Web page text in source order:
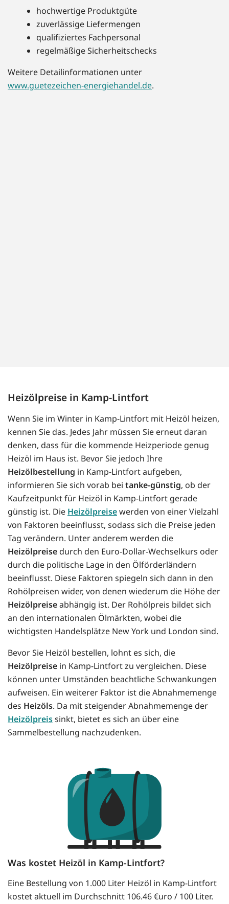
hochwertige Produktgüte
zuverlässige Liefermengen
qualifiziertes Fachpersonal
regelmäßige Sicherheitschecks
Weitere Detailinformationen unter
www.guetezeichen-energiehandel.de.
Heizölpreise in Kamp-Lintfort
Wenn Sie im Winter in Kamp-Lintfort mit Heizöl heizen,
kennen Sie das. Jedes Jahr müssen Sie erneut daran
denken, dass für die kommende Heizperiode genug
Heizöl im Haus ist. Bevor Sie jedoch Ihre
Heizölbestellung in Kamp-Lintfort aufgeben,
informieren Sie sich vorab bei tanke-günstig, ob der
Kaufzeitpunkt für Heizöl in Kamp-Lintfort gerade
günstig ist. Die Heizölpreisewerden von einer Vielzahl
von Faktoren beeinflusst, sodass sich die Preise jeden
Tag verändern. Unter anderem werden die
Heizölpreise durch den Euro-Dollar-Wechselkurs oder
durch die politische Lage in den Ölförderländern
beeinflusst. Diese Faktoren spiegeln sich dann in den
Rohölpreisen wider, von denen wiederum die Höhe der
Heizölpreiseabhängig ist. Der Rohölpreis bildet sich
an den internationalen Ölmärkten, wobei die
wichtigsten Handelsplätze New York und London sind.
Bevor Sie Heizöl bestellen, lohnt es sich, die
Heizölpreise in Kamp-Lintfort zu vergleichen. Diese
können unter Umständen beachtliche Schwankungen
aufweisen. Ein weiterer Faktor ist die Abnahmemenge
des Heizöls. Da mit steigender Abnahmemenge der
Heizölpreissinkt, bietet es sich an über eine
Sammelbestellung nachzudenken.
Was kostet Heizöl in Kamp-Lintfort?
Eine Bestellung von 1.000 Liter Heizöl in Kamp-Lintfort
kostet aktuell im Durchschnitt 106.46 €uro / 100 Liter.